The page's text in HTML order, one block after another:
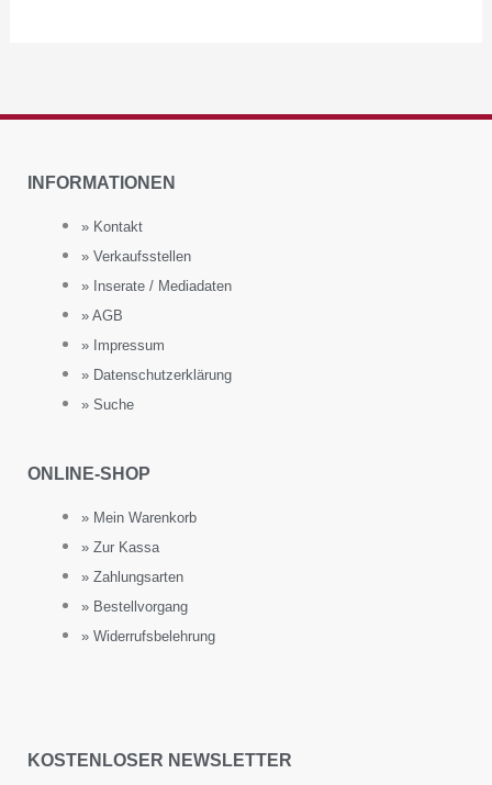
INFORMATIONEN
» Kontakt
» Verkaufsstellen
» Inserate / Mediadaten
» AGB
» Impressum
» Datenschutzerklärung
» Suche
ONLINE-SHOP
» Mein Warenkorb
» Zur Kassa
» Zahlungsarten
» Bestellvorgang
» Widerrufsbelehrung
KOSTENLOSER NEWSLETTER